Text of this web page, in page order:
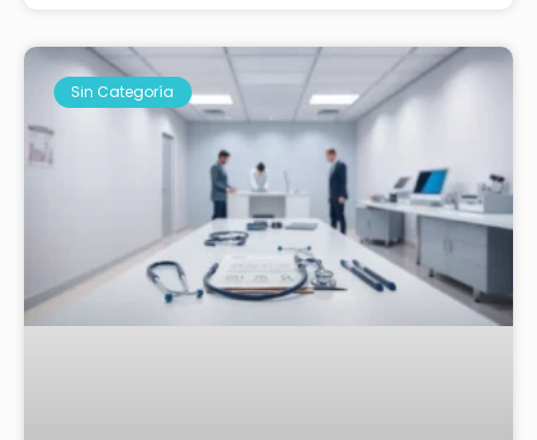
Sin Categoría